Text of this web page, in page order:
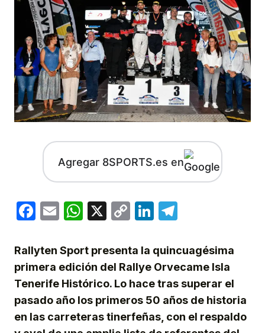
Agregar 8SPORTS.es en
Facebook
EmailWhatsApp
X
CopyLinkedIn
Rallyten Sport presenta la quincuagésima
primera edición del Rallye Orvecame Isla
Tenerife Histórico. Lo hace tras superar el
pasado año los primeros 50 años de historia
en las carreteras tinerfeñas, con el respaldo